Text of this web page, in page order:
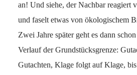
an! Und siehe, der Nachbar reagiert
und faselt etwas von ökologischem
Zwei Jahre später geht es dann
Verlauf der Grundstücksgrenze:
Gutachten, Klage folgt auf Klage,